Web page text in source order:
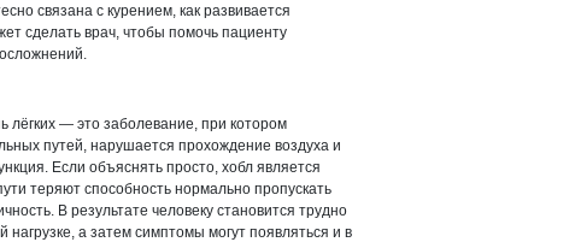
связана с курением, как развивается
сделать врач, чтобы помочь пациенту
лёгких — это заболевание, при котором
путей, нарушается прохождение воздуха и
Если объяснять просто, хобл является
теряют способность нормально пропускать
В результате человеку становится трудно
а затем симптомы могут появляться и в